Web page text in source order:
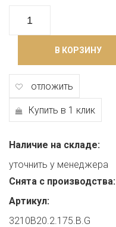
В КОРЗИНУ
отложить
Купить в 1 клик
Наличие на складе:
уточнить у менеджера
Снята с производства:
Артикул:
3210B20.2.175.B.G